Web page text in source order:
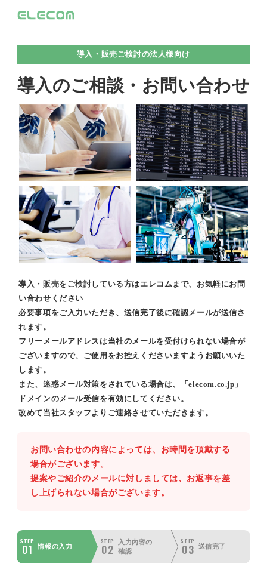
導入・販売ご検討の法人様向け
導入のご相談・お問い合わせ
導入・販売をご検討している方はエレコムまで、お気軽にお問
い合わせください
必要事項をご入力いただき、送信完了後に確認メールが送信さ
れます。
フリーメールアドレスは当社のメールを受付けられない場合が
ございますので、ご使用をお控えくださいますようお願いいた
します。
また、迷惑メール対策をされている場合は、「elecom.co.jp」
ドメインのメール受信を有効にしてください。
改めて当社スタッフよりご連絡させていただきます。
お問い合わせの内容によっては、お時間を頂戴する
場合がございます。
提案やご紹介のメールに対しましては、お返事を差
し上げられない場合がございます。
STEP
01 情報の入力
STEP
02
入力内容の
確認
STEP
03 送信完了